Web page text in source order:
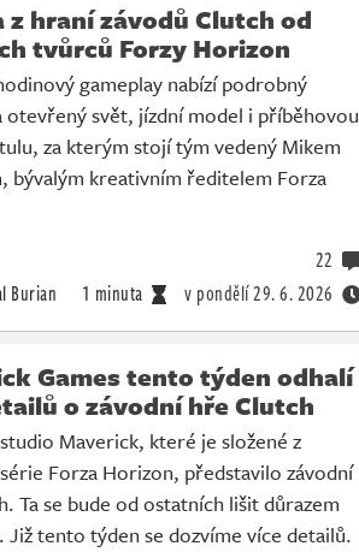
z hraní závodů Clutch od
tvůrců Forzy Horizon
gameplay nabízí podrobný
otevřený svět, jízdní model i příběhovou
za kterým stojí tým vedený Mikem
bývalým kreativním ředitelem Forza
Burian 1 minuta v pondělí29. 6. 2026
22
Games tento týden odhalí
o závodní hře Clutch
Maverick, které je složené z
Forza Horizon, představilo závodní
Ta se bude od ostatních lišit důrazem
Již tento týden se dozvíme více detailů.